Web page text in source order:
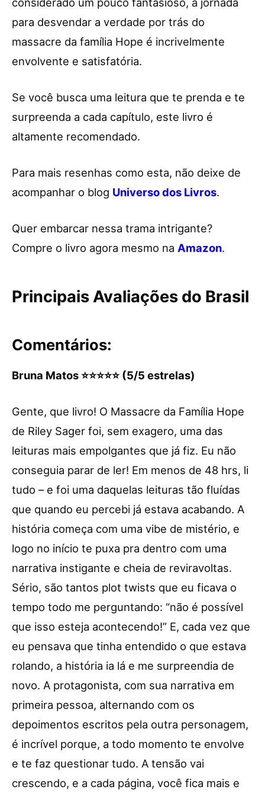
para desvendar a verdade por trás do
massacre da família Hope é incrivelmente
envolvente e satisfatória.
Se você busca uma leitura que te prenda e te
surpreenda a cada capítulo, este livro é
altamente recomendado.
Para mais resenhas como esta, não deixe de
acompanhar o blog Universo dos Livros.
Quer embarcar nessa trama intrigante?
Compre o livro agora mesmo na Amazon.
Principais Avaliações do Brasil
Comentários:
Bruna Matos ⭐⭐⭐⭐⭐ (5/5 estrelas)
Gente, que livro! O Massacre da Família Hope
de Riley Sager foi, sem exagero, uma das
leituras mais empolgantes que já fiz. Eu não
conseguia parar de ler! Em menos de 48 hrs, li
tudo – e foi uma daquelas leituras tão fluídas
que quando eu percebi já estava acabando. A
história começa com uma vibe de mistério, e
logo no início te puxa pra dentro com uma
narrativa instigante e cheia de reviravoltas.
Sério, são tantos plot twists que eu ficava o
tempo todo me perguntando: “não é possível
que isso esteja acontecendo!” E, cada vez que
eu pensava que tinha entendido o que estava
rolando, a história ia lá e me surpreendia de
novo. A protagonista, com sua narrativa em
primeira pessoa, alternando com os
depoimentos escritos pela outra personagem,
é incrível porque, a todo momento te envolve
e te faz questionar tudo. A tensão vai
crescendo, e a cada página, você fica mais e